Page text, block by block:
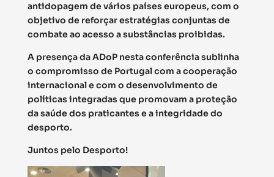
antidopagem de vários países europeus, com o
objetivo de reforçar estratégias conjuntas de
combate ao acesso a substâncias proibidas.
A presença da ADoP nesta conferência sublinha
o compromisso de Portugal com a cooperação
internacional e com o desenvolvimento de
políticas integradas que promovam a proteção
da saúde dos praticantes e a integridade do
desporto.
Juntos pelo Desporto!